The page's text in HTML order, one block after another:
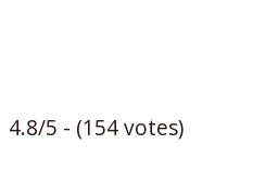
4.8/5 - (154 votes)